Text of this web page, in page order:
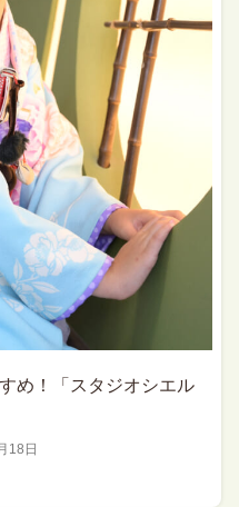
18日
め！「スタジオシエル